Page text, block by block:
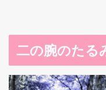
二の腕のたる